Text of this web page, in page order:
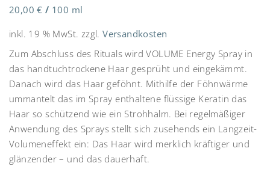
20,00€ / 100 ml
inkl. 19 % MwSt. zzgl.Versandkosten
Zum Abschluss des Rituals wird VOLUME Energy Spray in
das handtuchtrockene Haar gesprüht und eingekämmt.
Danach wird das Haar geföhnt. Mithilfe der Föhnwärme
ummantelt das im Spray enthaltene flüssige Keratin das
Haar so schützend wie ein Strohhalm. Bei regelmäßiger
Anwendung des Sprays stellt sich zusehends ein Langzeit-
Volumeneffekt ein: Das Haar wird merklich kräftiger und
glänzender – und das dauerhaft.